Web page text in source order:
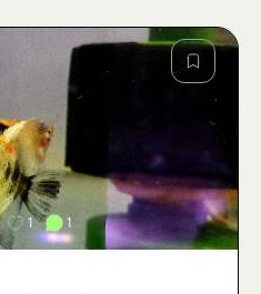
Bild
1 1